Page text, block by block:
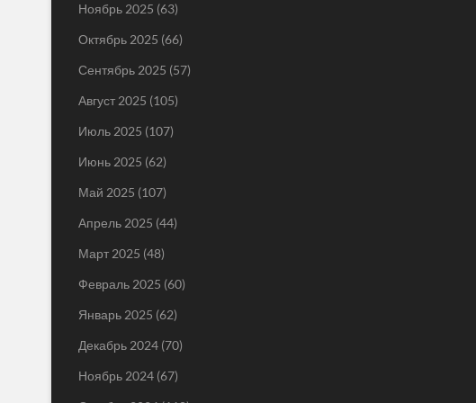
Ноябрь 2025 (63)
Октябрь 2025 (66)
Сентябрь 2025 (57)
Август 2025 (105)
Июль 2025 (107)
Июнь 2025 (62)
Май 2025 (107)
Апрель 2025 (44)
Март 2025 (48)
Февраль 2025 (60)
Январь 2025 (62)
Декабрь 2024 (70)
Ноябрь 2024 (67)